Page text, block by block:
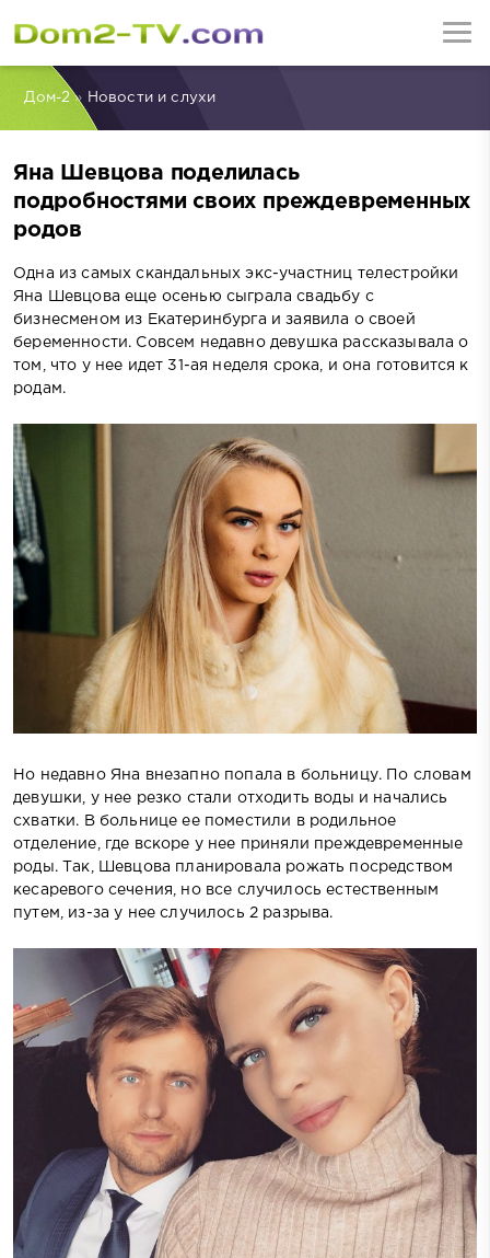
Дом-2» Новости и слухи
Яна Шевцова поделилась
подробностями своих преждевременных
родов
Одна из самых скандальных экс-участниц телестройки
Яна Шевцова еще осенью сыграла свадьбу с
бизнесменом из Екатеринбурга и заявила о своей
беременности. Совсем недавно девушка рассказывала о
том, что у нее идет 31-ая неделя срока, и она готовится к
родам.
Но недавно Яна внезапно попала в больницу. По словам
девушки, у нее резко стали отходить воды и начались
схватки. В больнице ее поместили в родильное
отделение, где вскоре у нее приняли преждевременные
роды. Так, Шевцова планировала рожать посредством
кесаревого сечения, но все случилось естественным
путем, из-за у нее случилось 2 разрыва.